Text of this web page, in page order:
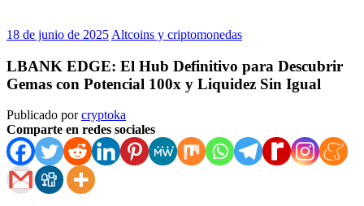
18 de junio de 2025 Altcoins y criptomonedas
LBANK EDGE: El Hub Definitivo para Descubrir
Gemas con Potencial 100x y Liquidez Sin Igual
Publicado porcryptoka
Comparte en redes sociales